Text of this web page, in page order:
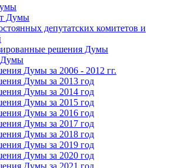
Думы
депутатских комитетов и
решения Думы
Думы
Думы за 2006 - 2012 гг.
Думы за 2013 год
Думы за 2014 год
Думы за 2015 год
Думы за 2016 год
Думы за 2017 год
Думы за 2018 год
Думы за 2019 год
Думы за 2020 год
Думы за 2021 год